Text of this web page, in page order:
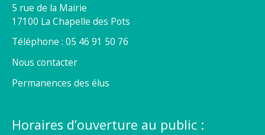
5 rue de la Mairie
17100 La Chapelle des Pots
Téléphone : 05 46 91 50 76
Nous contacter
Permanences des élus
Horaires d’ouverture au public :